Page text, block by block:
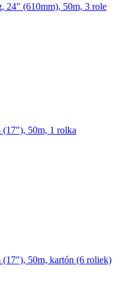
24" (610mm), 50m, 3 role
(17"), 50m, 1 rolka
(17"), 50m, kartón (6 roliek)